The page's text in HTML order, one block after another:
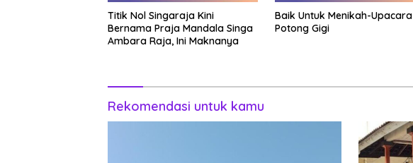
Titik Nol Singaraja Kini
Bernama Praja Mandala Singa
Ambara Raja, Ini Maknanya
Baik Untuk Menikah-Upacara
Potong Gigi
Rekomendasi untuk kamu